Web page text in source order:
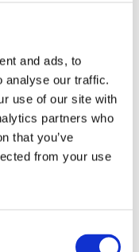
and ads, to
analyse our traffic.
use of our site with
partners who
that you’ve
from your use